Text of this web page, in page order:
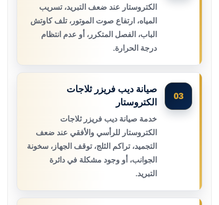
الكتروستار عند ضعف التبريد، تسريب
المياه، ارتفاع صوت الموتور، تلف كاوتش
الباب، الفصل المتكرر، أو عدم انتظام
درجة الحرارة.
03
صيانة ديب فريزر ثلاجات
الكتروستار
خدمة صيانة ديب فريزر ثلاجات
الكتروستار للرأسي والأفقي عند ضعف
التجميد، تراكم الثلج، توقف الجهاز، سخونة
الجوانب، أو وجود مشكلة في دائرة
التبريد.